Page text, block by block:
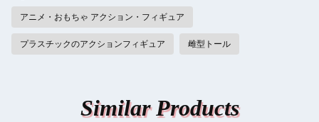
アニメ・おもちゃ アクション・フィギュア
プラスチックのアクションフィギュア 雌型トール
Similar Products